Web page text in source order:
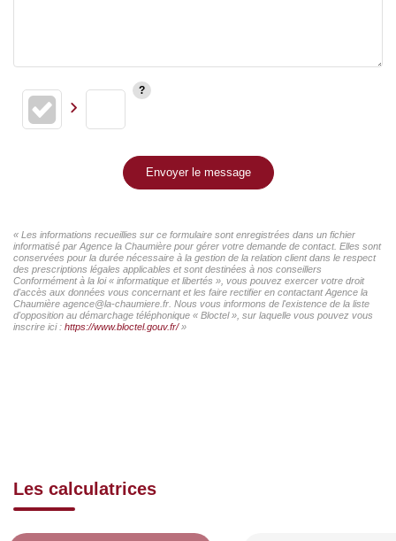
Envoyer le message
« Les informations recueillies sur ce formulaire sont enregistrées dans un fichier
informatisé par Agence la Chaumière pour gérer votre demande de contact. Elles sont
conservées pour la durée nécessaire à la gestion de la relation client dans le respect
des prescriptions légales applicables et sont destinées à nos conseillers
Conformément à la loi « informatique et libertés », vous pouvez exercer votre droit
d'accès aux données vous concernant et les faire rectifier en contactant Agence la
Chaumière agence@la-chaumiere.fr. Nous vous informons de l'existence de la liste
d'opposition au démarchage téléphonique « Bloctel », sur laquelle vous pouvez vous
inscrire ici : https://www.bloctel.gouv.fr/»
Les calculatrices